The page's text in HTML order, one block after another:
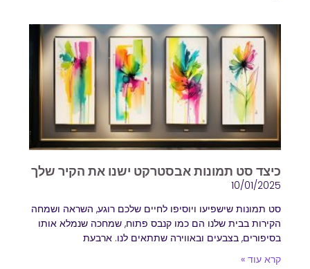
כיצד סט תמונות אבסטרקט ישנו את הקיר שלך
10/01/2025
סט תמונות שישפיעו ויוסיפו לחיים שלכם רוגע, השראה ושמחה
הקירות בבית שלנו הם כמו קנבס פתוח, שמחכה שנמלא אותו
בסיפורים, בצבעים ובאווירה שתתאים לנו. ארבעת
קרא עוד »